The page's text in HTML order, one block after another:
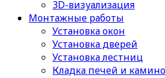
3D-визуализация
Монтажные работы
Установка окон
Установка дверей
Установка лестниц
Кладка печей и